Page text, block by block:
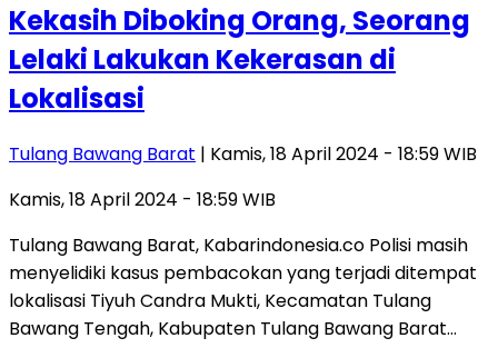
Kekasih Diboking Orang, Seorang
Lelaki Lakukan Kekerasan di
Lokalisasi
Tulang Bawang Barat | Kamis, 18 April 2024 - 18:59 WIB
Kamis, 18 April 2024 - 18:59 WIB
Tulang Bawang Barat, Kabarindonesia.co Polisi masih
menyelidiki kasus pembacokan yang terjadi ditempat
lokalisasi Tiyuh Candra Mukti, Kecamatan Tulang
Bawang Tengah, Kabupaten Tulang Bawang Barat…